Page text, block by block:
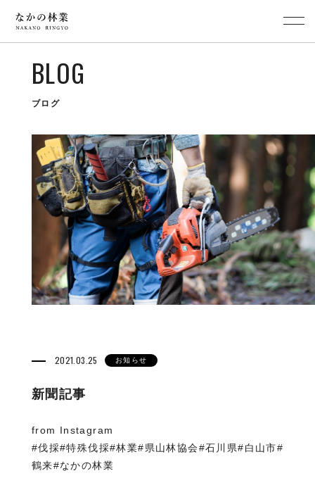
BLOG
ブログ
2021.03.25 お知らせ
新聞記事
from Instagram
#伐採#特殊伐採#林業#県山林協会#石川県#白山市#
鶴来#なかの林業